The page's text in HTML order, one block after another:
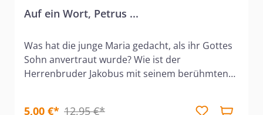
Auf ein Wort, Petrus ...
Was hat die junge Maria gedacht, als ihr Gottes
Sohn anvertraut wurde? Wie ist der
Herrenbruder Jakobus mit seinem berühmten
5,00 €* 12,95 €*